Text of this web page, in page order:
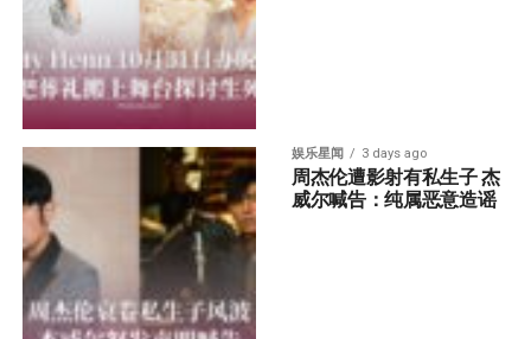
娱乐星闻 3 days ago
周杰伦遭影射有私生子 杰
威尔喊告：纯属恶意造谣